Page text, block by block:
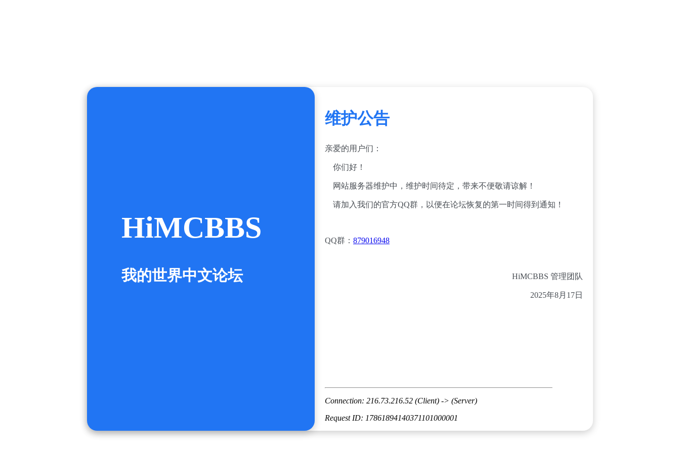
HiMCBBS
我的世界中文论坛
维护公告
亲爱的用户们：
你们好！
网站服务器维护中，维护时间待定，带来不便敬请谅解！
请加入我们的官方QQ群，以便在论坛恢复的第一时间得到通知！
QQ群： 879016948
HiMCBBS 管理团队
2025年8月17日
Connection: 216.73.216.52 (Client) -> (Server)
Request ID: 17861894140371101000001